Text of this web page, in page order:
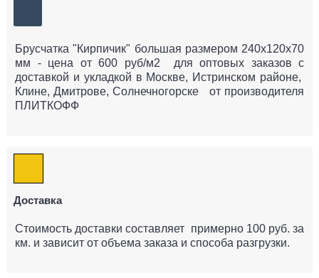
Брусчатка "Кирпичик" большая размером 240х120х70
мм - цена от 600 руб/м2 для оптовых заказов с
доставкой и укладкой в Москве, Истринском районе,
Клине, Дмитрове, Солнечногорске от производителя
ПЛИТКОФФ
Доставка
Стоимость доставки составляет примерно 100 руб. за
км. и зависит от объема заказа и способа разгрузки.